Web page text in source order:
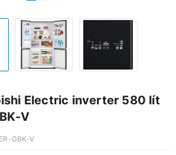
Electric inverter 580 lít
V
GBK-V